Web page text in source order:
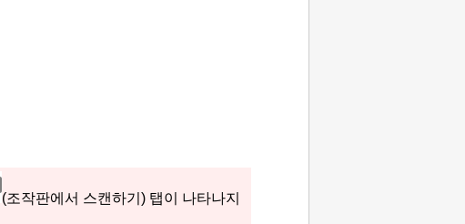
(조작판에서 스캔하기) 탭이 나타나지